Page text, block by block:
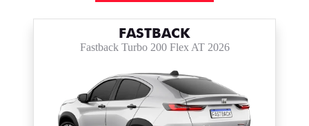
FASTBACK
Fastback Turbo 200 Flex AT 2026